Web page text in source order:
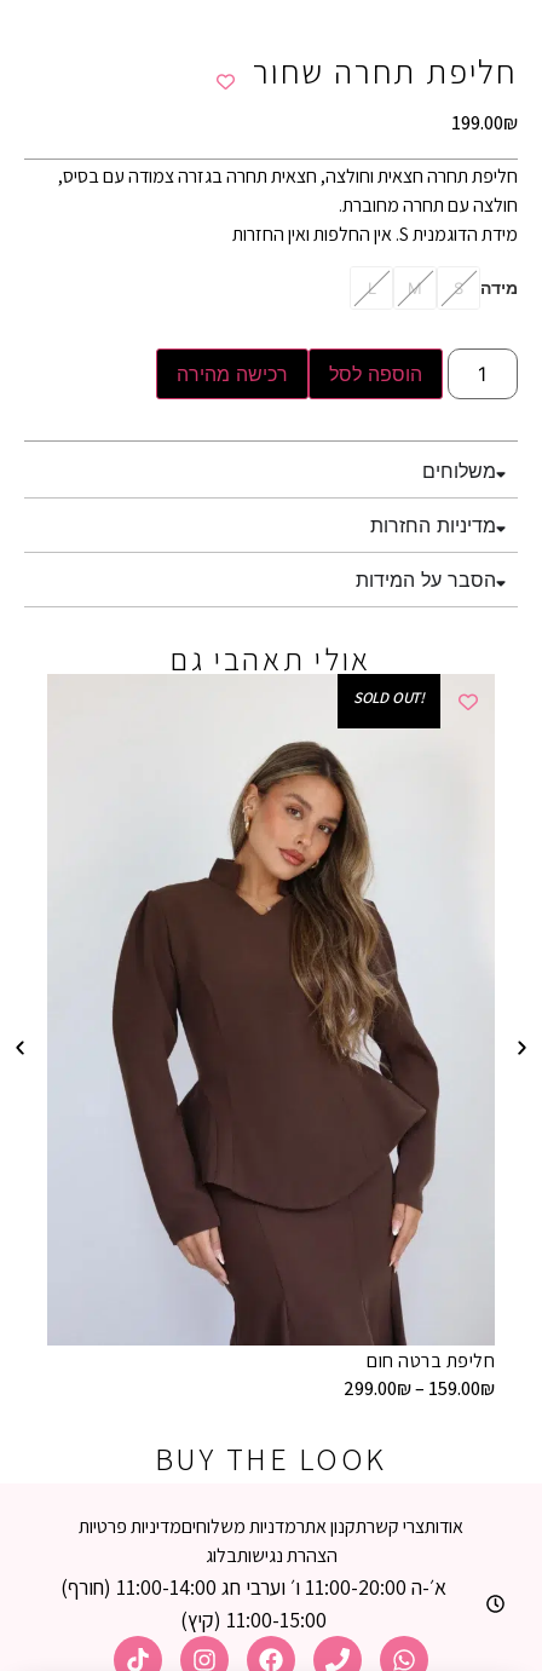
חליפת תחרה שחור
199.00₪
חליפת תחרה חצאית וחולצה, חצאית תחרה בגזרה צמודה עם בסיס,
חולצה עם תחרה מחוברת.
מידת הדוגמנית S. אין החלפות ואין החזרות
מידה S
M
L
הוספה לסל רכישה מהירה
משלוחים
מדיניות החזרות
הסבר על המידות
אולי תאהבי גם
!SOLD OUT
חליפת ברטה חום
159.00₪
–
299.00₪
BUY THE LOOK
אודותצרי קשרתקנון אתרמדניות משלוחיםמדיניות פרטיות
הצהרת נגישותבלוג
א׳-ה 11:00-20:00 ו׳ וערבי חג 11:00-14:00 (חורף)
11:00-15:00 (קיץ)